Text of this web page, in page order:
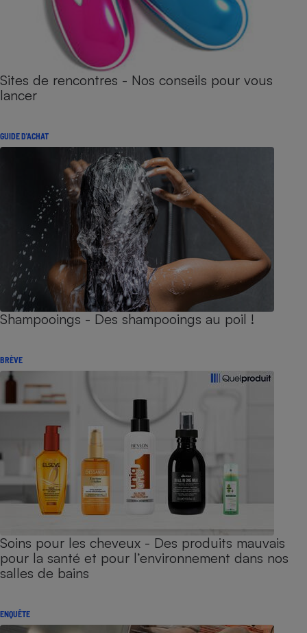
Sites de rencontres - Nos conseils pour vous
lancer
GUIDE D'ACHAT
Shampooings - Des shampooings au poil !
BRÈVE
Soins pour les cheveux - Des produits mauvais
pour la santé et pour l’environnement dans nos
salles de bains
ENQUÊTE